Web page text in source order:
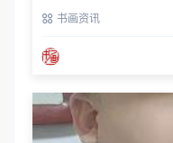
席 书画资讯